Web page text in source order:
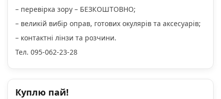
– перевірка зору – БЕЗКОШТОВНО;
– великій вибір оправ, готових окулярів та аксесуарів;
– контактні лінзи та розчини.
Тел. 095-062-23-28
Куплю пай!